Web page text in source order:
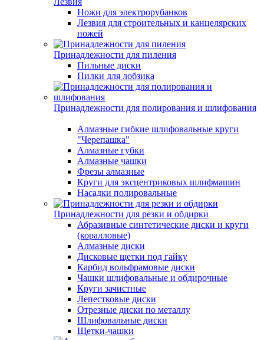
Ножи для электрорубанков
Лезвия для строительных и канцелярских
ножей
Принадлежности для пиления
Пильные диски
Пилки для лобзика
Принадлежности для полирования и шлифования
Алмазные гибкие шлифовальные круги
"Черепашка"
Алмазные губки
Алмазные чашки
Фрезы алмазные
Круги для эксцентриковых шлифмашин
Насадки полировальные
Принадлежности для резки и обдирки
Абразивные синтетические диски и круги
(коралловые)
Алмазные диски
Дисковые щетки под гайку
Карбид вольфрамовые диски
Чашки шлифовальные и обдирочные
Круги зачистные
Лепестковые диски
Отрезные диски по металлу
Шлифовальные диски
Щетки-чашки